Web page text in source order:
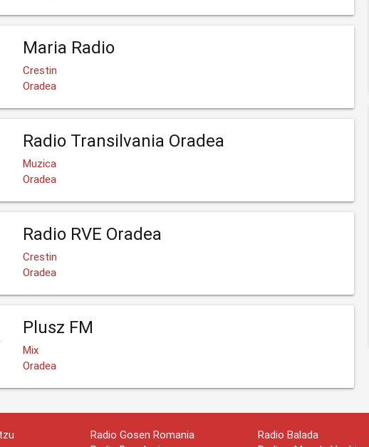
Maria Radio
Crestin
Oradea
Radio Transilvania Oradea
Muzica
Oradea
Radio RVE Oradea
Crestin
Oradea
Plusz FM
Mix
Oradea
Radio Gosen Romania
Radio Balada